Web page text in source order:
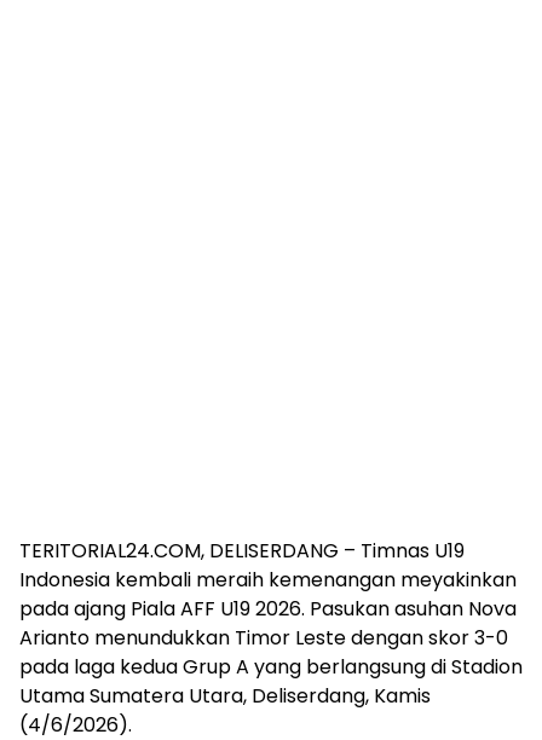
TERITORIAL24.COM, DELISERDANG – Timnas U19
Indonesia kembali meraih kemenangan meyakinkan
pada ajang Piala AFF U19 2026. Pasukan asuhan Nova
Arianto menundukkan Timor Leste dengan skor 3-0
pada laga kedua Grup A yang berlangsung di Stadion
Utama Sumatera Utara, Deliserdang, Kamis
(4/6/2026).